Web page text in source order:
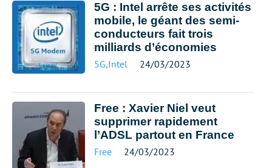
5G : Intel arrête ses activités
mobile, le géant des semi-
conducteurs fait trois
milliards d’économies
5G,Intel 24/03/2023
Free : Xavier Niel veut
supprimer rapidement
l’ADSL partout en France
Free 24/03/2023